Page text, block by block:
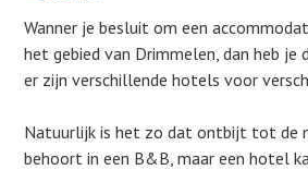
Wanner je besluit om een
het gebied van Drimmelen, dan heb je
er zijn verschillende hotels voor
Natuurlijk is het zo dat ontbijt tot de
behoort in een B&B, maar een hotel